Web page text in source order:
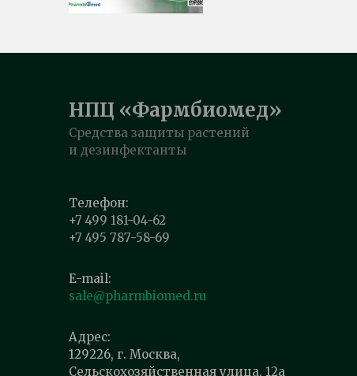
НПЦ «Фармбиомед»
Средства защиты растений
и дезинфектанты
Телефон:
+7 499 181-04-62
+7 495 787-58-69
E-mail:
sale@pharmbiomed.ru
Адрес:
129226, г. Москва,
Сельскохозяйственная улица, 12а